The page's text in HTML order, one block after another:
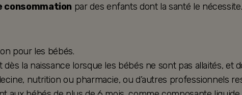
consommation par des enfants dont la santé le nécessite.
pour les bébés.
la naissance lorsque les bébés ne sont pas allaités, et
nutrition ou pharmacie, ou d’autres professionnels